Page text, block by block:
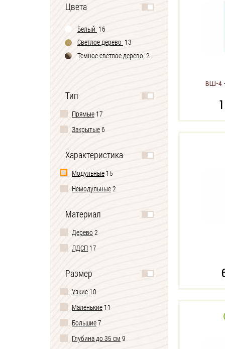
Цвета
Белый 16
Светлое дерево 13
Темное-cветлое дерево 2
Тип
Прямые 17
Закрытые6
Характеристика
Модульные 15
Немодульные2
Материал
Дерево 2
ЛДСП 17
Размер
Узкие 10
Маленькие 11
Большие7
Глубина до 35 см 9
ВШ-4